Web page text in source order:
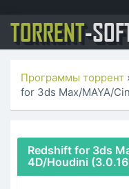
TORRENT-
Программы торрент
for 3ds Max/MAYA/
Redshift for 3ds
4D/Houdini